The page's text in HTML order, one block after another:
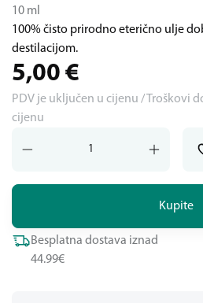
10 ml
100% čisto prirodno eterično ulje
destilacijom.
5,00 €
PDV je uključen u cijenu / Troškovi
cijenu
Kupite
Besplatna dostava iznad
44.99€